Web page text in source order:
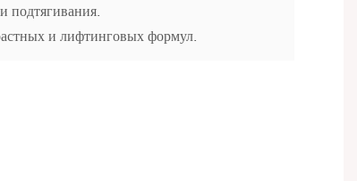
подтягивания.
и лифтинговых формул.